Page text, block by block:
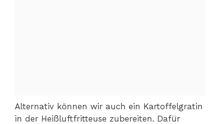
Alternativ können wir auch ein Kartoffelgratin
in der Heißluftfritteuse zubereiten. Dafür